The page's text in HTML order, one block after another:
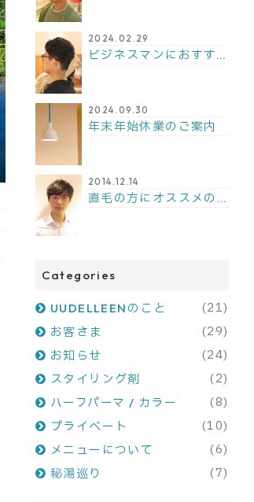
2024.02.29
ビジネスマンにおすすめ！シンプルで爽やかなパーマスタイル
2024.09.30
年末年始休業のご案内
2014.12.14
直毛の方にオススメのナチュラルなメンズパーマです！
Categories
UUDELLEENのこと (21)
お客さま (29)
お知らせ (24)
スタイリング剤 (2)
ハーフパーマ / カラー (8)
プライベート (10)
メニューについて (6)
秘湯巡り (7)